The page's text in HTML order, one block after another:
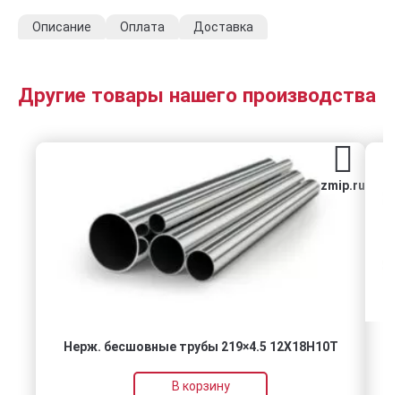
Описание Оплата Доставка
Другие товары нашего производства
zmip.ru
Нерж. бесшовные трубы 219×4.5 12Х18Н10Т
В корзину